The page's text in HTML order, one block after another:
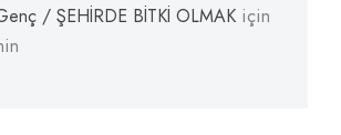
/ ŞEHİRDE BİTKİ OLMAK için